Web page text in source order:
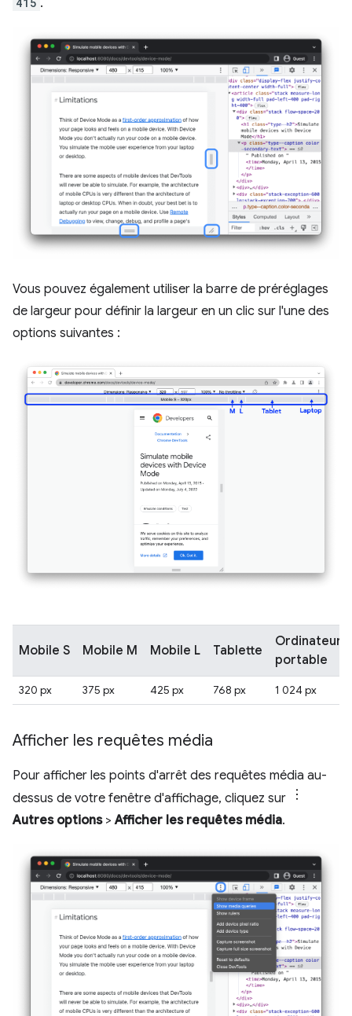
Vous pouvez également utiliser la barre de préréglages
de largeur pour définir la largeur en un clic sur l'une des
options suivantes :
Mobile S Mobile M Mobile L Tablette
Ordinateur
portable
320 px 375 px 425 px 768 px 1 024 px
Afficher les requêtes média
Pour afficher les points d'arrêt des requêtes média au-
dessus de votre fenêtre d'affichage, cliquez sur
Autres options>Afficher les requêtes média.